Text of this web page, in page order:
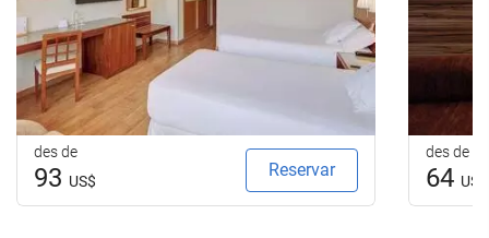
des de
93 US$
Reservar
des de
64 US$